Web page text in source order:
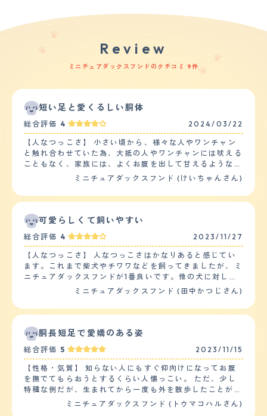
Review
ミニチュアダックスフンドのクチコミ 9件
短い足と愛くるしい胴体
総合評価 4 2024/03/22
【人なつっこさ】 小さい頃から、様々な人やワンチャン
と触れ合わせていた為、大抵の人やワンチャンには吠える
こともなく、家族には、よくお腹を出して甘えるような素
振りをします。ボール遊びが非常に好きでボールやおもち
ゃが見えるとよく吠えて部屋中を駆け回っています。また
よくご飯を食べる子です。そのせいか、誤飲や食べ過ぎで
所に、仲が良いワンチャンがたくさんいて、散歩の際はよ
く遊んでいます。 【落ち着き】 落ち着きは、あまりない
方だと思います。よく、部屋の家電のケーブルを噛んだ
り、ソファーに穴を開けたりと、ヤンチャをすることもし
ばしばあります。運動量が豊富で活発な子で飼い主の方が
振り回されることもよくあります。 【しつけやすさ】 日
常的な訓練やしつけは、あまり行っていません。その為、
人前などでは、躾が必要だったなと感じることはよくあり
で1.5キロほど歩いたり走ったりしています。 【お手入
れ】 ミニチュアダックスフンドのロングなどで、毛は非
常に長いです。その為日常の毛のお手入れは、欠かすこと
はできません。特にロングは、汚れや匂いが目立つ傾向が
ありますので、注意が必要だと思っています。抜け毛につ
いては、頻繁に抜け毛があります。ヘアカットは、ロング
ということもあり、特に気をつけています。最近は、冬間
近ということもあり、長めのカットスタイルにしてもらっ
ています。短足ということもありヘルニアになりやすい子
ミニチュアダックスフンド (けいちゃんさん)
可愛らしくて飼いやすい
総合評価 4 2023/11/27
【人なつっこさ】 人なつっこさはかなりあると感じてい
ます。これまで柴犬やチワワなどを飼ってきましたが、ミ
ニチュアダックスフンドが1番良いです。他の犬に対して
は警戒感を強く持っているみたいですが、人に対しては初
めてあう人でも喜んで出迎えをしてくれて愛嬌よくくれて
います。人が来るたびにお腹を見せて、撫でられるのが好
いと分かれば落ちついてくれますし、噛みつくことは一切
ないので安心です。 【落ち着き】 夜に暴れ出すことがあ
るので、落ち着きはないと感じています。家中を全力疾走
で駆けまわったり、自分のおもちゃなどを振り回したりし
ます。落ち着かせるためには、散歩などで運動をさせるこ
とが必須です。運動不足だとストレスが溜まって暴れたく
なるみたいです。 【しつけやすさ】 トイレは全く教えて
いないのに自然とできていて、しつけが必要だと感じたこ
ミニチュアダックスフンド (田中かつじさん)
胴長短足で愛嬌のある姿
総合評価 5 2023/11/15
【性格・気質】 知らない人にもすぐ仰向けになってお腹
を撫でてもらおうとするくらい人懐っこい。 ただ、少し
特種な例だが、生まれてから一度も外を散歩したことがな
い。 とても臆病で、外に連れ出すと固まったまま動かな
ミニチュアダックスフンド (トウマコハルさん)